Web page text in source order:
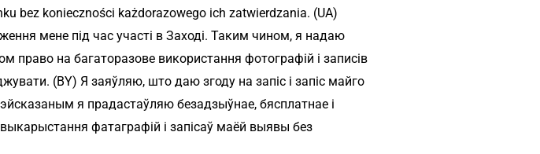
bez konieczności każdorazowego ich zatwierdzania. (UA)
мене під час участі в Заході. Таким чином, я надаю
право на багаторазове використання фотографій і записів
(BY) Я заяўляю, што даю згоду на запіс і запіс майго
я прадастаўляю безадзыўнае, бясплатнае і
фатаграфій і запісаў маёй выявы без